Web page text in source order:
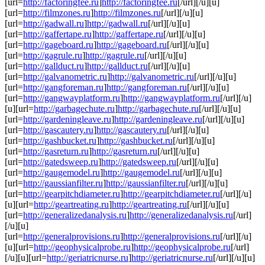
[url=http://factoringfee.ru]http://factoringfee.ru[/url][/u][u]
[url=http://filmzones.ru]http://filmzones.ru[/url][/u][u]
[url=http://gadwall.ru]http://gadwall.ru[/url][/u][u]
[url=http://gaffertape.ru]http://gaffertape.ru[/url][/u][u]
[url=http://gageboard.ru]http://gageboard.ru[/url][/u][u]
[url=http://gagrule.ru]http://gagrule.ru[/url][/u][u]
[url=http://gallduct.ru]http://gallduct.ru[/url][/u][u]
[url=http://galvanometric.ru]http://galvanometric.ru[/url][/u][u]
[url=http://gangforeman.ru]http://gangforeman.ru[/url][/u][u]
[url=http://gangwayplatform.ru]http://gangwayplatform.ru[/url][/u]
[u][url=http://garbagechute.ru]http://garbagechute.ru[/url][/u][u]
[url=http://gardeningleave.ru]http://gardeningleave.ru[/url][/u][u]
[url=http://gascautery.ru]http://gascautery.ru[/url][/u][u]
[url=http://gashbucket.ru]http://gashbucket.ru[/url][/u][u]
[url=http://gasreturn.ru]http://gasreturn.ru[/url][/u][u]
[url=http://gatedsweep.ru]http://gatedsweep.ru[/url][/u][u]
[url=http://gaugemodel.ru]http://gaugemodel.ru[/url][/u][u]
[url=http://gaussianfilter.ru]http://gaussianfilter.ru[/url][/u][u]
[url=http://gearpitchdiameter.ru]http://gearpitchdiameter.ru[/url][/u]
[u][url=http://geartreating.ru]http://geartreating.ru[/url][/u][u]
[url=http://generalizedanalysis.ru]http://generalizedanalysis.ru[/url]
[/u][u]
[url=http://generalprovisions.ru]http://generalprovisions.ru[/url][/u]
[u][url=http://geophysicalprobe.ru]http://geophysicalprobe.ru[/url]
[/u][u][url=http://geriatricnurse.ru]http://geriatricnurse.ru[/url][/u][u]